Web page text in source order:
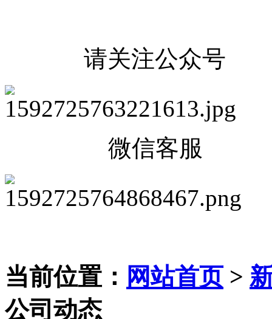
请关注公众号
微信客服
当前位置： 网站首页>
公司动态